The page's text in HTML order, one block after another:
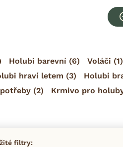
Holubi barevní (6) Voláči (1)
hraví letem (3) Holubi
(2) Krmivo pro
filtry: